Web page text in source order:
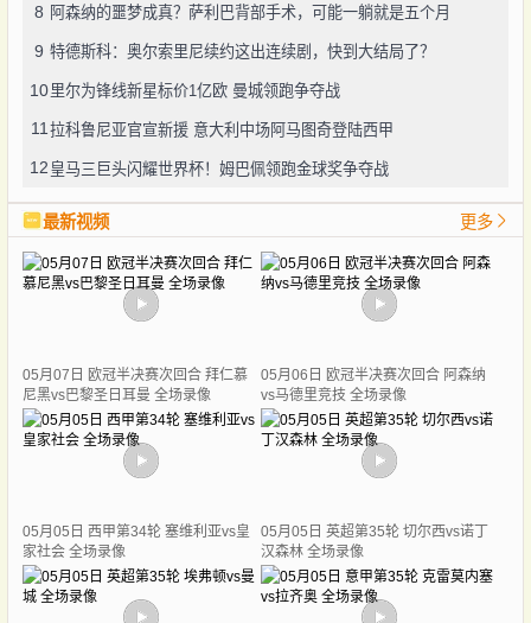
8 阿森纳的噩梦成真？萨利巴背部手术，可能一躺就是五个月
9 特德斯科：奥尔索里尼续约这出连续剧，快到大结局了？
10里尔为锋线新星标价1亿欧 曼城领跑争夺战
11拉科鲁尼亚官宣新援 意大利中场阿马图奇登陆西甲
12 皇马三巨头闪耀世界杯！姆巴佩领跑金球奖争夺战
最新视频 更多
05月07日 欧冠半决赛次回合 拜仁慕
尼黑vs巴黎圣日耳曼 全场录像
05月06日 欧冠半决赛次回合 阿森纳
vs马德里竞技 全场录像
05月05日 西甲第34轮 塞维利亚vs皇
家社会 全场录像
05月05日 英超第35轮 切尔西vs诺丁
汉森林 全场录像